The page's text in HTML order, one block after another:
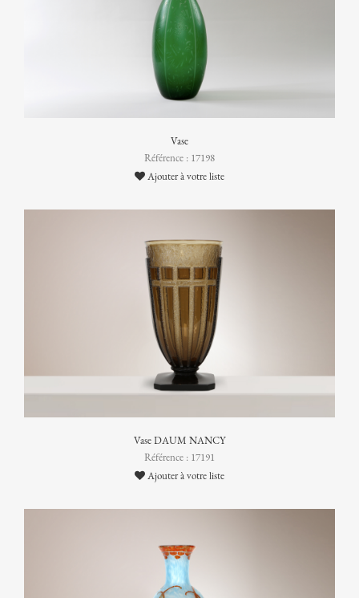
Vase
Référence : 17198
Ajouter à votre liste
Vase DAUM NANCY
Référence : 17191
Ajouter à votre liste